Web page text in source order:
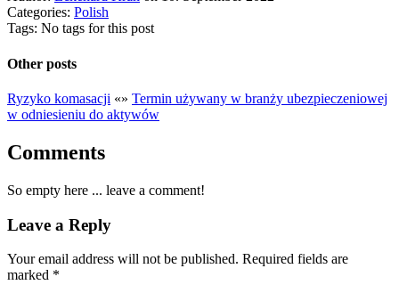
Categories: Polish
Tags: No tags for this post
Other posts
Ryzyko komasacji «» Termin używany w branży ubezpieczeniowej
w odniesieniu do aktywów
Comments
So empty here ... leave a comment!
Leave a Reply
Your email address will not be published. Required fields are
marked *